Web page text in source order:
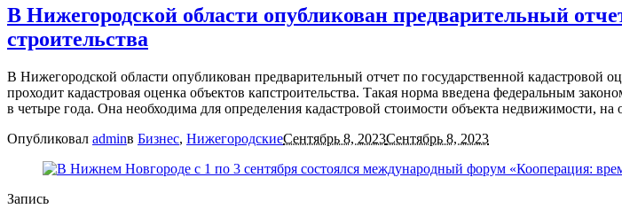
В Нижегородской области опубликован предварительный
строительства
В Нижегородской области опубликован предварительный отчет по государственной кадастровой
проходит кадастровая оценка объектов капстроительства. Такая норма введена федеральным
в четыре года. Она необходима для определения кадастровой стоимости объекта недвижимости,
Опубликовал adminв Бизнес, НижегородскиеСентябрь 8, 2023Сентябрь 8, 2023
Запись